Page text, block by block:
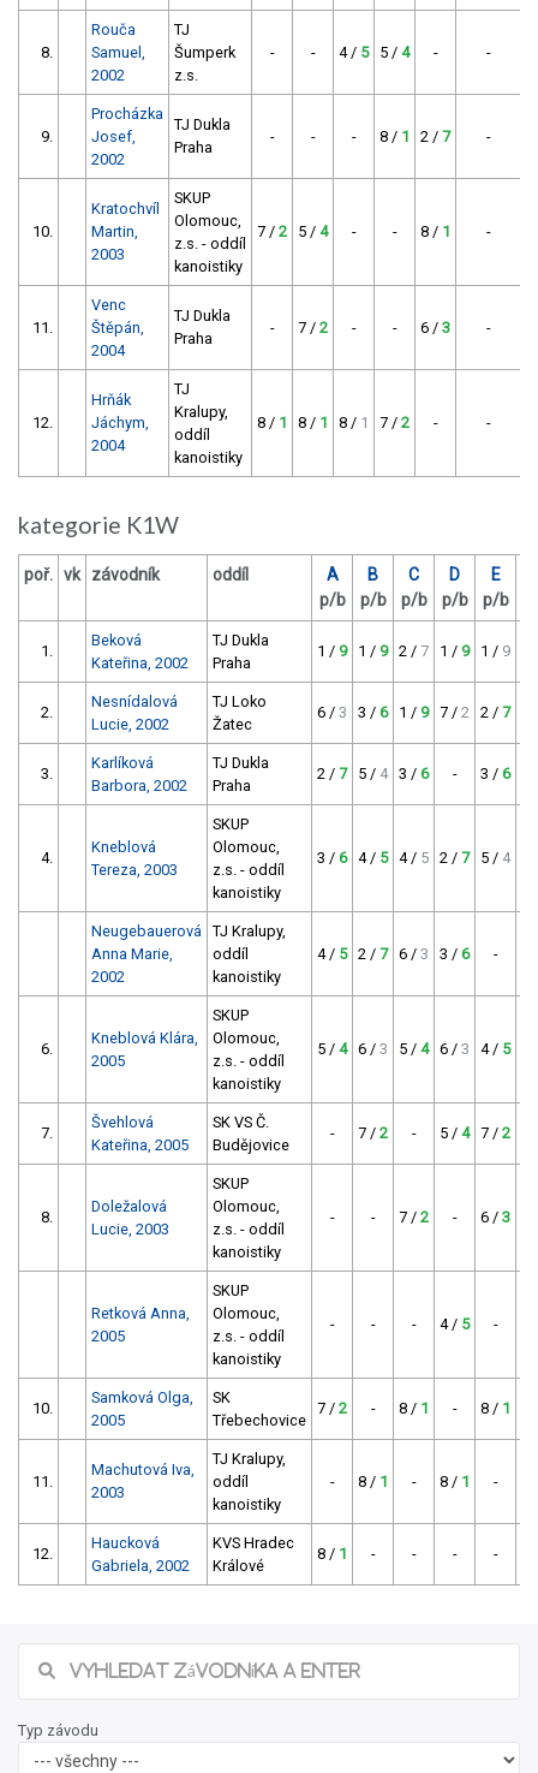
8.
Rouča
Samuel,
2002
TJ
Šumperk
z.s.
- - 4 / 5 5 / 4 - -
9.
Procházka
Josef,
2002
TJ Dukla
Praha
- - - 8 / 1 2 / 7 -
10.
Kratochvíl
Martin,
2003
SKUP
Olomouc,
z.s. - oddíl
kanoistiky
7 / 2 5 / 4 - - 8 / 1 -
11.
Venc
Štěpán,
2004
TJ Dukla
Praha
- 7 / 2 - - 6 / 3 -
12.
Hrňák
Jáchym,
2004
TJ
Kralupy,
oddíl
kanoistiky
8 / 1 8 / 1 8 / 1 7 / 2 - -
kategorie K1W
poř. vk závodník oddíl
A
p/b
B
p/b
C
p/b
D
p/b
E
p/b
1.
Beková
Kateřina, 2002
TJ Dukla
Praha
1 / 9 1 / 9 2 / 7 1 / 9 1 / 9
2.
Nesnídalová
Lucie, 2002
TJ Loko
Žatec
6 / 3 3 / 6 1 / 9 7 / 2 2 / 7
3.
Karlíková
Barbora, 2002
TJ Dukla
Praha
2 / 7 5 / 4 3 / 6 - 3 / 6
4.
Kneblová
Tereza, 2003
SKUP
Olomouc,
z.s. - oddíl
kanoistiky
3 / 6 4 / 5 4 / 5 2 / 7 5 / 4
Neugebauerová
Anna Marie,
2002
TJ Kralupy,
oddíl
kanoistiky
4 / 5 2 / 7 6 / 3 3 / 6 -
6.
Kneblová Klára,
2005
SKUP
Olomouc,
z.s. - oddíl
kanoistiky
5 / 4 6 / 3 5 / 4 6 / 3 4 / 5
7.
Švehlová
Kateřina, 2005
SK VS Č.
Budějovice
- 7 / 2 - 5 / 4 7 / 2
8.
Doležalová
Lucie, 2003
SKUP
Olomouc,
z.s. - oddíl
kanoistiky
- - 7 / 2 - 6 / 3
Retková Anna,
2005
SKUP
Olomouc,
z.s. - oddíl
kanoistiky
- - - 4 / 5 -
10.
Samková Olga,
2005
SK
Třebechovice
7 / 2 - 8 / 1 - 8 / 1
11.
Machutová Iva,
2003
TJ Kralupy,
oddíl
kanoistiky
- 8 / 1 - 8 / 1 -
12.
Haucková
Gabriela, 2002
KVS Hradec
Králové
8 / 1 - - - -
Typ závodu